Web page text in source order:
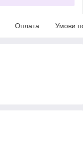
Оплата Умови